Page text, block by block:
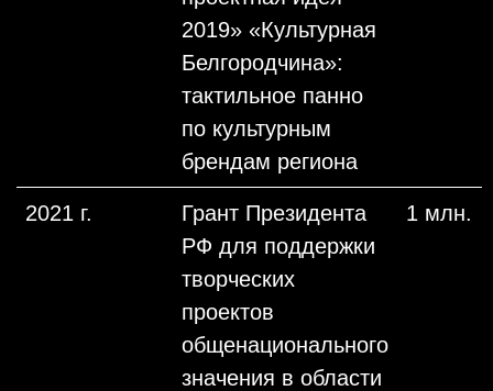
2019» «Культурная
Белгородчина»:
тактильное панно
по культурным
брендам региона
2021 г.
Грант Президента
РФ для поддержки
творческих
проектов
общенационального
значения в области
1 млн.